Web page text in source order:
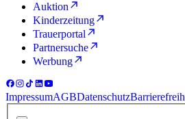
Auktion
Kinderzeitung
Trauerportal
Partnersuche
Werbung
ImpressumAGBDatenschutz